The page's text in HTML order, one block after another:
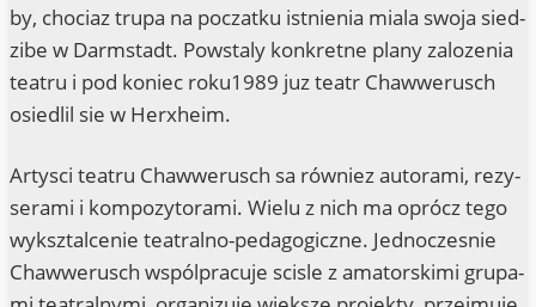
by, cho­ciaz trupa na poc­z­at­ku ist­ni­enia mia­la swo­ja sied­
zi­be w Darm­stadt. Pow­sta­ly kon­kret­ne pla­ny zalo­ze­nia
teatru i pod koniec roku1989 juz teatr Chaw­we­rusch
osied­lil sie w Herxheim.
Arty­sci teatru Chaw­we­rusch sa rów­niez auto­r­ami, rezy­
se­r­a­mi i kom­po­zy­to­r­ami. Wie­lu z nich ma oprócz tego
wyk­sz­tal­ce­nie teatral­no-pedago­gicz­ne. Jed­no­c­zes­nie
Chaw­we­rusch wspól­pra­cu­je scis­le z ama­tor­ski­mi grup­a­